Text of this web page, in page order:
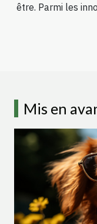
être. Parmi les
Mis en